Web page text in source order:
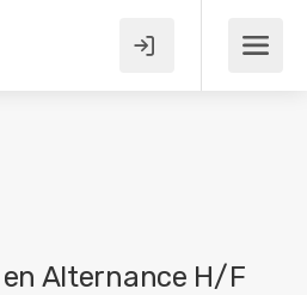
Alternance H/F